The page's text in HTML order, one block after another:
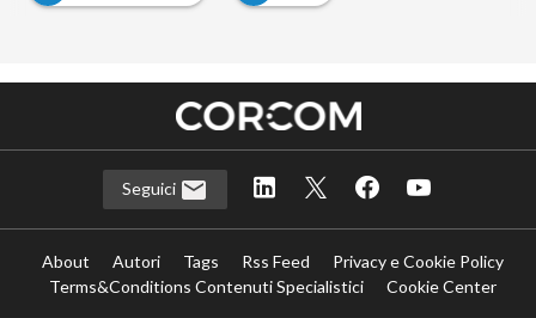
Seguici
About Autori Tags Rss Feed
Privacy e Cookie Policy
Terms&Conditions Contenuti Specialistici
Cookie Center